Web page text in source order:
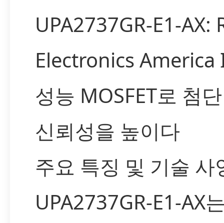
UPA2737GR-E1-AX:
Electronics America
성능 MOSFET로 첨
신뢰성을 높이다
주요 특징 및 기술 사
UPA2737GR-E1-AX